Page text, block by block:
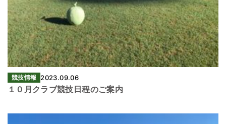
競技情報 2023.09.06
１０月クラブ競技日程のご案内